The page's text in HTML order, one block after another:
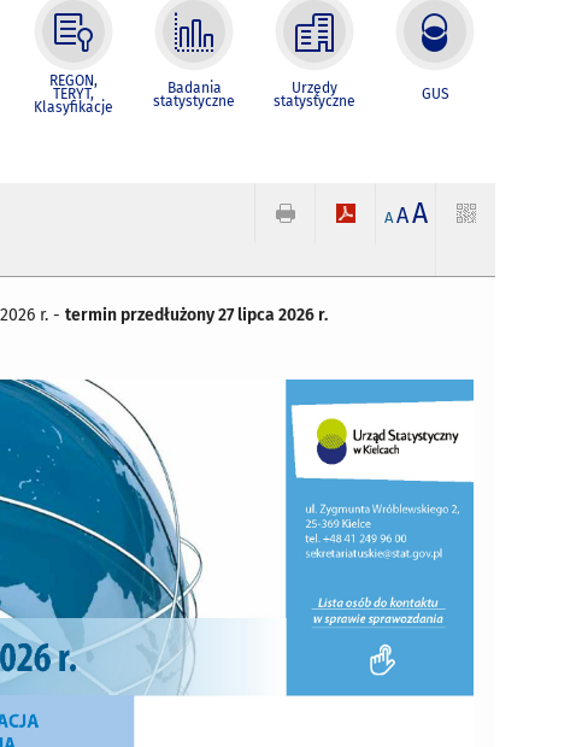
REGON,
TERYT,
Klasyfikacje
Badania
statystyczne
Urzędy
statystyczne GUS
A AA
r. -termin przedłużony 27 lipca 2026 r.